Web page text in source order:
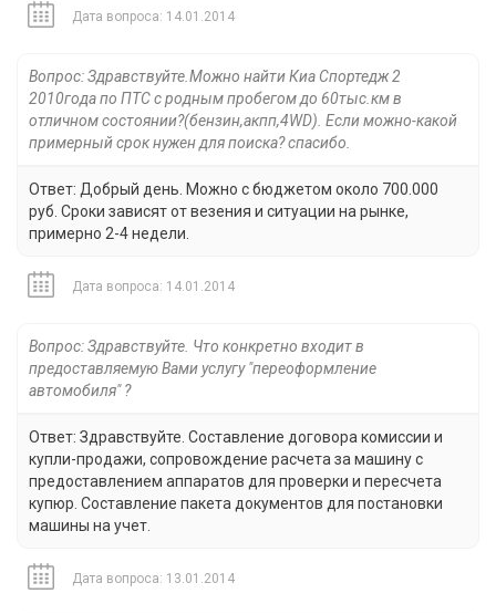
Дата вопроса: 14.01.2014
Вопрос: Здравствуйте.Можно найти Киа Спортедж 2
2010года по ПТС с родным пробегом до 60тыс.км в
отличном состоянии?(бензин,акпп,4WD). Если можно-какой
примерный срок нужен для поиска? спасибо.
Ответ: Добрый день. Можно с бюджетом около 700.000
руб. Сроки зависят от везения и ситуации на рынке,
примерно 2-4 недели.
Дата вопроса: 14.01.2014
Вопрос: Здравствуйте. Что конкретно входит в
предоставляемую Вами услугу "переоформление
автомобиля" ?
Ответ: Здравствуйте. Составление договора комиссии и
купли-продажи, сопровождение расчета за машину с
предоставлением аппаратов для проверки и пересчета
купюр. Составление пакета документов для постановки
машины на учет.
Дата вопроса: 13.01.2014